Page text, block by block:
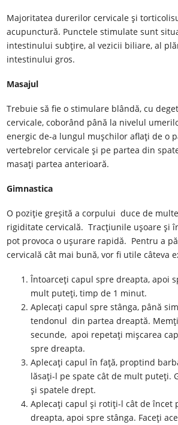
Majoritatea durerilor cervicale și
acupunctură. Punctele stimulate sunt
intestinului subțire, al vezicii biliare, al
intestinului gros.
Masajul
Trebuie să fie o stimulare blândă, cu
cervicale, coborând până la nivelul
energic de-a lungul mușchilor aflați de o
vertebrelor cervicale și pe partea din
masați partea anterioară.
Gimnastica
O poziție greșită a corpului duce de
rigiditate cervicală. Tracțiunile ușoare și
pot provoca o ușurare rapidă. Pentru a
cervicală cât mai bună, vor fi utile câteva
Întoarceți capul spre dreapta, apoi
mult puteți, timp de 1 minut.
Aplecați capul spre stânga, până
tendonul din partea dreaptă.
secunde, apoi repetați mișcarea
spre dreapta.
Aplecați capul în față, proptind
lăsați-l pe spate cât de mult puteți.
și spatele drept.
Aplecați capul și rotiți-l cât de încet
dreapta, apoi spre stânga. Faceți